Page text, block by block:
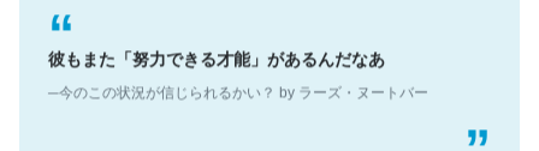
彼もまた「努力できる才能」があるんだなあ
─今のこの状況が信じられるかい？ by ラーズ・ヌートバー